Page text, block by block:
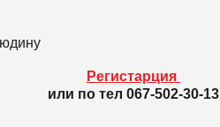
Регистарция
или по тел 067-502-30-13